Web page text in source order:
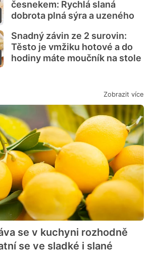
česnekem: Rychlá slaná
dobrota plná sýra a uzeného
Snadný závin ze 2 surovin:
Těsto je vmžiku hotové a do
hodiny máte moučník na stole
Zobrazit více
se v kuchyni rozhodně
se ve sladké i slané